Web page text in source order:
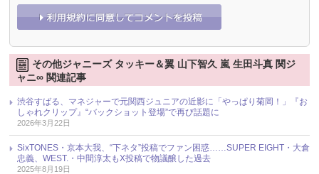
その他ジャニーズ タッキー＆翼 山下智久 嵐 生田斗真 関ジ
ャニ∞ 関連記事
渋谷すばる、マネジャーで元関西ジュニアの近影に「やっぱり菊岡！」『お
しゃれクリップ』“バックショット登場”で再び話題に
2026年3月22日
SixTONES・京本大我、“下ネタ”投稿でファン困惑……SUPER EIGHT・大倉
忠義、WEST.・中間淳太もX投稿で物議醸した過去
2025年8月19日